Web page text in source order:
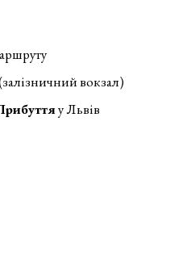
вокзал)
у Львів